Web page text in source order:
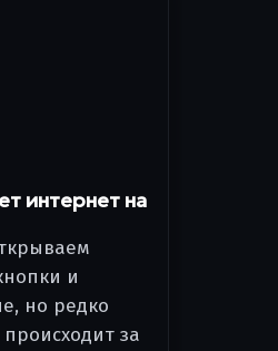
интернет на
и
но редко
за